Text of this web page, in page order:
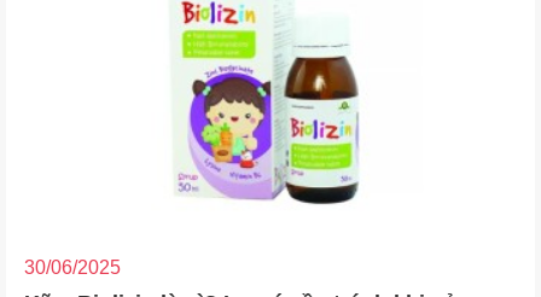
30/06/2025